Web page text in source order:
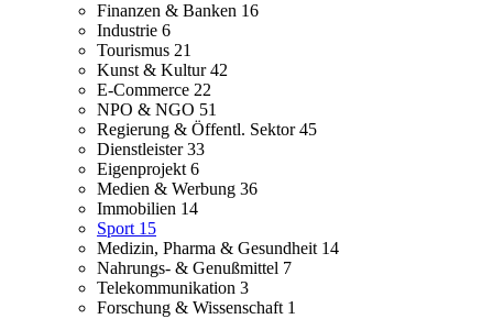
Finanzen & Banken 16
Industrie 6
Tourismus 21
Kunst & Kultur42
E-Commerce 22
NPO & NGO 51
Regierung & Öffentl. Sektor45
Dienstleister33
Eigenprojekt 6
Medien & Werbung 36
Immobilien 14
Sport 15
Medizin, Pharma & Gesundheit 14
Nahrungs- & Genußmittel 7
Telekommunikation 3
Forschung & Wissenschaft 1